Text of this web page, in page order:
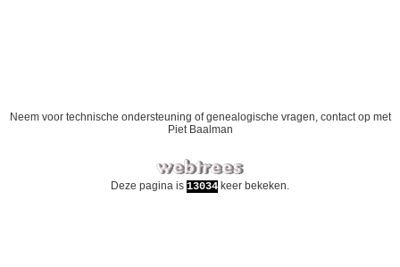
Neem voor technische ondersteuning of genealogische vragen, contact op met
Piet Baalman
Deze pagina is 13034 keer bekeken.